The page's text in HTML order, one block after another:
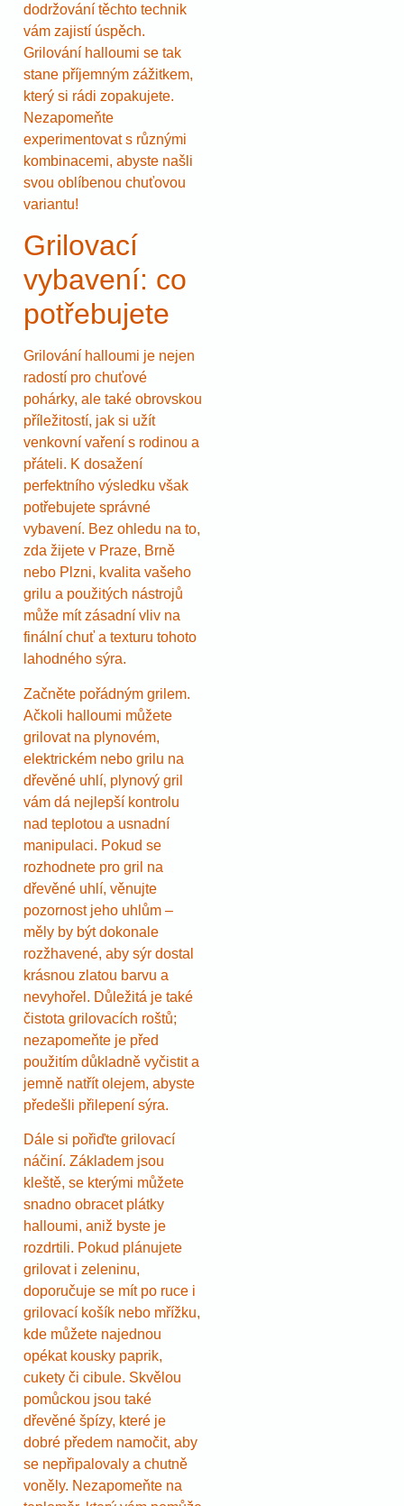
dodržování těchto technik
vám zajistí úspěch.
Grilování halloumi se tak
stane příjemným zážitkem,
který si rádi zopakujete.
Nezapomeňte
experimentovat s různými
kombinacemi, abyste našli
svou oblíbenou chuťovou
variantu!
Grilovací
vybavení: co
potřebujete
Grilování halloumi je nejen
radostí pro chuťové
pohárky, ale také obrovskou
příležitostí, jak si užít
venkovní vaření s rodinou a
přáteli. K dosažení
perfektního výsledku však
potřebujete správné
vybavení. Bez ohledu na to,
zda žijete v Praze, Brně
nebo Plzni, kvalita vašeho
grilu a použitých nástrojů
může mít zásadní vliv na
finální chuť a texturu tohoto
lahodného sýra.
Začněte pořádným grilem.
Ačkoli halloumi můžete
grilovat na plynovém,
elektrickém nebo grilu na
dřevěné uhlí, plynový gril
vám dá nejlepší kontrolu
nad teplotou a usnadní
manipulaci. Pokud se
rozhodnete pro gril na
dřevěné uhlí, věnujte
pozornost jeho uhlům –
měly by být dokonale
rozžhavené, aby sýr dostal
krásnou zlatou barvu a
nevyhořel. Důležitá je také
čistota grilovacích roštů;
nezapomeňte je před
použitím důkladně vyčistit a
jemně natřít olejem, abyste
předešli přilepení sýra.
Dále si pořiďte grilovací
náčiní. Základem jsou
kleště, se kterými můžete
snadno obracet plátky
halloumi, aniž byste je
rozdrtili. Pokud plánujete
grilovat i zeleninu,
doporučuje se mít po ruce i
grilovací košík nebo mřížku,
kde můžete najednou
opékat kousky paprik,
cukety či cibule. Skvělou
pomůckou jsou také
dřevěné špízy, které je
dobré předem namočit, aby
se nepřipalovaly a chutně
voněly. Nezapomeňte na